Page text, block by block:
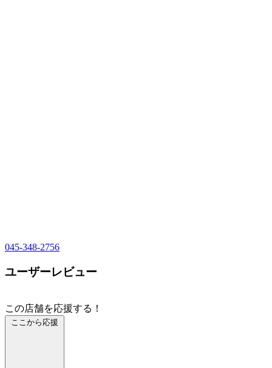
045-348-2756
ユーザーレビュー
この店舗を応援する！
ここから応援